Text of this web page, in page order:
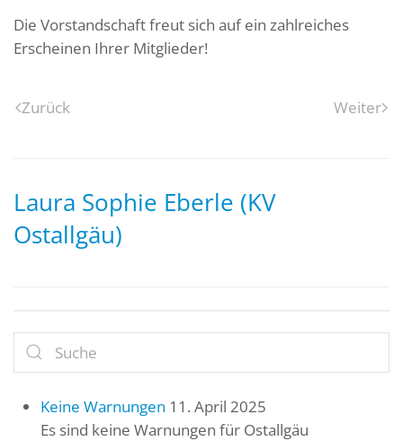
Die Vorstandschaft freut sich auf ein zahlreiches
Erscheinen Ihrer Mitglieder!
Zurück Weiter
Laura Sophie Eberle (KV
Ostallgäu)
Keine Warnungen 11. April 2025
Es sind keine Warnungen für Ostallgäu